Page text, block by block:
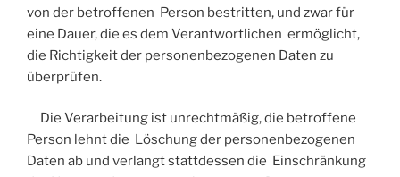
von der betroffenen Person bestritten, und zwar für
eine Dauer, die es dem Verantwortlichen ermöglicht,
die Richtigkeit der personenbezogenen Daten zu
überprüfen.
Die Verarbeitung ist unrechtmäßig, die betroffene
Person lehnt die Löschung der personenbezogenen
Daten ab und verlangt stattdessen die Einschränkung